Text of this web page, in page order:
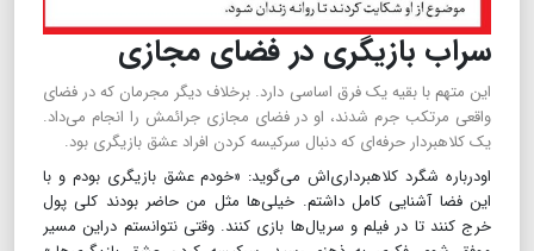
سراب بازیگری در فضای مجازی
این متهم با بقیه یک فرق اساسی دارد. برخلاف دیگر مجرمان که در فضای
واقعی مرتکب جرم شدند، او در فضای مجازی جرائمش را انجام می‌داد.
یک کلاهبردار حرفه‌ای که دنبال سرکیسه کردن افراد عشق بازیگری بود.
اودرباره شگرد کلاهبرداری‌‌اش می‌گوید: «خودم عشق بازیگری بودم و با
این فضا آشنایی کامل داشتم. خیلی‌ها مثل من حاضر بودند کلی پول
خرج کنند تا در فیلم و سریال‌ها بازی کنند. وقتی نتوانستم دراین مسیر